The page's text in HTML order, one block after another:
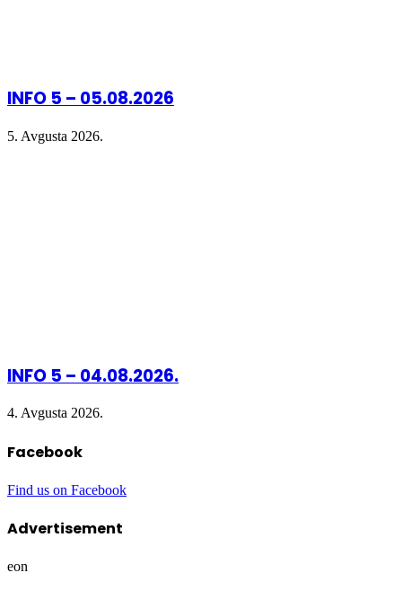
INFO 5 – 05.08.2026
5. Avgusta 2026.
INFO 5 – 04.08.2026.
4. Avgusta 2026.
Facebook
Find us on Facebook
Advertisement
eon